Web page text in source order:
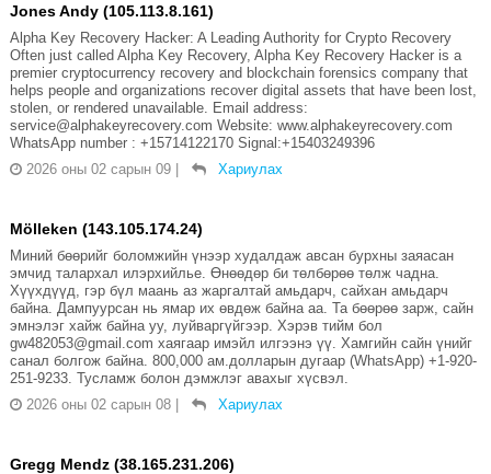
Jones Andy (105.113.8.161)
Alpha Key Recovery Hacker: A Leading Authority for Crypto Recovery
Often just called Alpha Key Recovery, Alpha Key Recovery Hacker is a
premier cryptocurrency recovery and blockchain forensics company that
helps people and organizations recover digital assets that have been lost,
stolen, or rendered unavailable. Email address:
service@alphakeyrecovery.com Website: www.alphakeyrecovery.com
WhatsApp number : +15714122170 Signal:+15403249396
2026 оны 02 сарын 09
Хариулах
Mölleken (143.105.174.24)
Миний бөөрийг боломжийн үнээр худалдаж авсан бурхны заяасан
эмчид талархал илэрхийлье. Өнөөдөр би төлбөрөө төлж чадна.
Хүүхдүүд, гэр бүл маань аз жаргалтай амьдарч, сайхан амьдарч
байна. Дампуурсан нь ямар их өвдөж байна аа. Та бөөрөө зарж, сайн
эмнэлэг хайж байна уу, луйваргүйгээр. Хэрэв тийм бол
gw482053@gmail.com хаягаар имэйл илгээнэ үү. Хамгийн сайн үнийг
санал болгож байна. 800,000 ам.долларын дугаар (WhatsApp) +1-920-
251-9233. Тусламж болон дэмжлэг авахыг хүсвэл.
2026 оны 02 сарын 08
Хариулах
Gregg Mendz (38.165.231.206)